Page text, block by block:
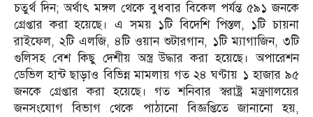
চতুর্থ দিন; অর্থাৎ মঙ্গল থেকে বুধবার বিকেল পর্যন্ত ৫৯১ জনকে
গ্রেপ্তার করা হয়েছে। এ সময় ১টি বিদেশি পিস্তল, ১টি চায়না
রাইফেল, ২টি এলজি, ৪টি ওয়ান শুটারগান, ১টি ম্যাগাজিন, ৩টি
গুলিসহ বেশ কিছু দেশীয় অস্ত্র উদ্ধার করা হয়েছে। অপারেশন
ডেভিল হান্ট ছাড়াও বিভিন্ন মামলায় গত ২৪ ঘণ্টায় ১ হাজার ৯৫
জনকে গ্রেপ্তার করা হয়েছে। গত শনিবার স্বরাষ্ট্র মন্ত্রণালয়ের
জনসংযোগ বিভাগ থেকে পাঠানো বিজ্ঞপ্তিতে জানানো হয়,